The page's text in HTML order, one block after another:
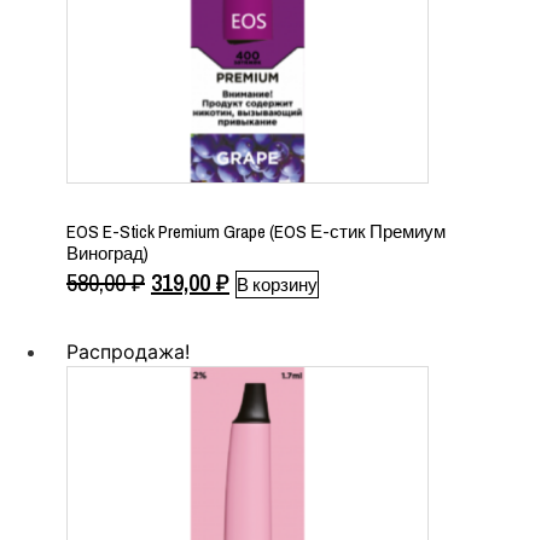
EOS E-Stick Premium Grape (EOS Е-стик Премиум
Виноград)
580,00₽ Первоначальная
составляла
580,00 ₽.
319,00₽Текущая
В корзину
Распродажа!